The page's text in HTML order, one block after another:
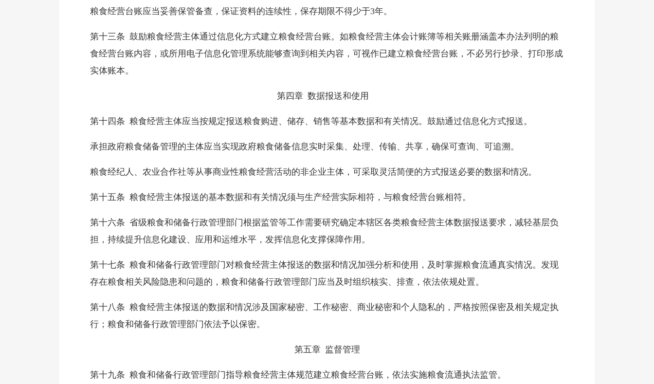
粮食经营台账应当妥善保管备查，保证资料的连续性，保存期限不得少于3年。
第十三条 鼓励粮食经营主体通过信息化方式建立粮食经营台账。如粮食经营主体会计账簿等相关账册涵盖本办法列明的粮
食经营台账内容，或所用电子信息化管理系统能够查询到相关内容，可视作已建立粮食经营台账，不必另行抄录、打印形成
实体账本。
第四章 数据报送和使用
第十四条 粮食经营主体应当按规定报送粮食购进、储存、销售等基本数据和有关情况。鼓励通过信息化方式报送。
承担政府粮食储备管理的主体应当实现政府粮食储备信息实时采集、处理、传输、共享，确保可查询、可追溯。
粮食经纪人、农业合作社等从事商业性粮食经营活动的非企业主体，可采取灵活简便的方式报送必要的数据和情况。
第十五条 粮食经营主体报送的基本数据和有关情况须与生产经营实际相符，与粮食经营台账相符。
第十六条 省级粮食和储备行政管理部门根据监管等工作需要研究确定本辖区各类粮食经营主体数据报送要求，减轻基层负
担，持续提升信息化建设、应用和运维水平，发挥信息化支撑保障作用。
第十七条 粮食和储备行政管理部门对粮食经营主体报送的数据和情况加强分析和使用，及时掌握粮食流通真实情况。发现
存在粮食相关风险隐患和问题的，粮食和储备行政管理部门应当及时组织核实、排查，依法依规处置。
第十八条 粮食经营主体报送的数据和情况涉及国家秘密、工作秘密、商业秘密和个人隐私的，严格按照保密及相关规定执
行；粮食和储备行政管理部门依法予以保密。
第五章 监督管理
第十九条 粮食和储备行政管理部门指导粮食经营主体规范建立粮食经营台账，依法实施粮食流通执法监管。